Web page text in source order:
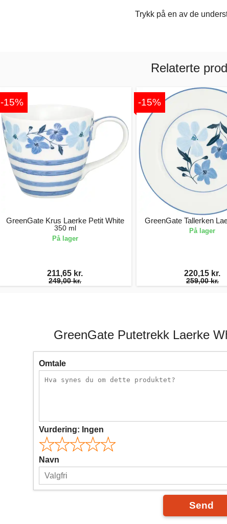
Trykk på en av de
Relaterte
-15%
GreenGate Krus Laerke Petit White
350 ml
På lager
211,65 kr.
249,00 kr.
-15%
GreenGate Tallerken
På lager
220,15 kr.
259,00 kr.
GreenGate Putetrekk Laerke
Omtale
Vurdering: Ingen
Navn
Send